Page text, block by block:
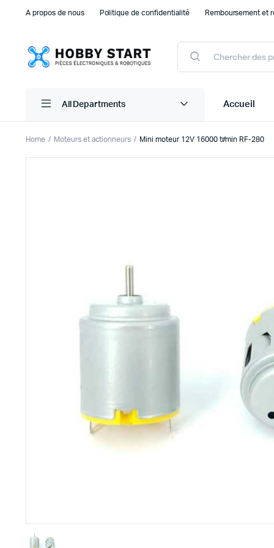
A propos de nous Politique de confidentialité Remboursement et
Products
search
All Departments Accueil
Driver
Moteur
Moteurs
Autre
Home Moteurs et actionneurs Mini moteur 12V 16000 tr/min RF-280